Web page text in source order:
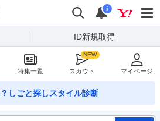
検索
通知
i
ID新規取得
特集一覧 スカウト マイページ
しごと探しスタイル診断